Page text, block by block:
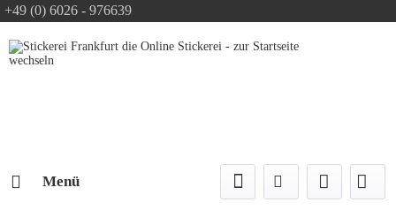
+49 (0) 6026 - 976639
Text-Logo kostenlos
Logo Konfiguration
Menü